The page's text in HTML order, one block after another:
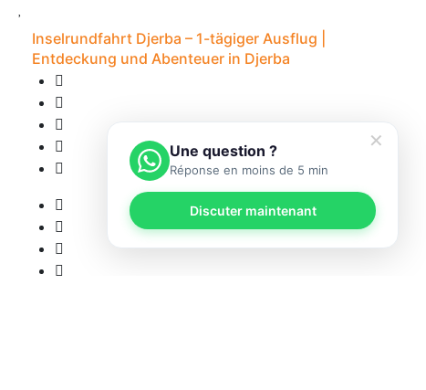
Inselrundfahrt Djerba – 1-tägiger Ausflug |
Entdeckung und Abenteuer in Djerba
✕
Une question ?
Réponse en moins de 5 min
Discuter maintenant